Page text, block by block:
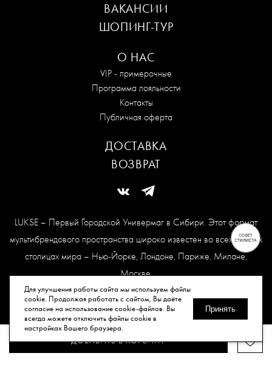
Для улучшения работы сайта мы используем файлы
cookie. Продолжая работать с сайтом, Вы даёте
согласие на использование cookie-файлов. Вы
всегда можете отключить файлы cookie в
настройках Вашего браузера.
Принять
ДОБАВИТЬ В КОРЗИНУ
LUKSE – Первый Городской Универмаг в Сибири. Этот формат
мультибрендового пространства широко известен во всех модных
столицах мира – Нью-Йорке, Лондоне, Париже, Милане,
Москве.
Карта сайта
© Все права защищены, 2026.
О НАС
VIP - примерочные
Программа лояльности
Контакты
Публичная оферта
ВАКАНСИИ
ШОПИНГ-ТУР
ДОСТАВКА
ВОЗВРАТ